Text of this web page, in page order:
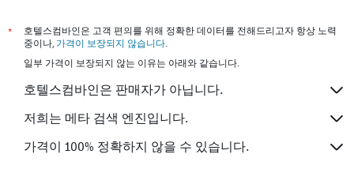
*
호텔스컴바인은 고객 편의를 위해 정확한 데이터를 전해드리고자 항상 노력
중이나, 가격이 보장되지 않습니다.
일부 가격이 보장되지 않는 이유는 아래와 같습니다.
호텔스컴바인은 판매자가 아닙니다.
저희는 메타 검색 엔진입니다.
가격이 100% 정확하지 않을 수 있습니다.